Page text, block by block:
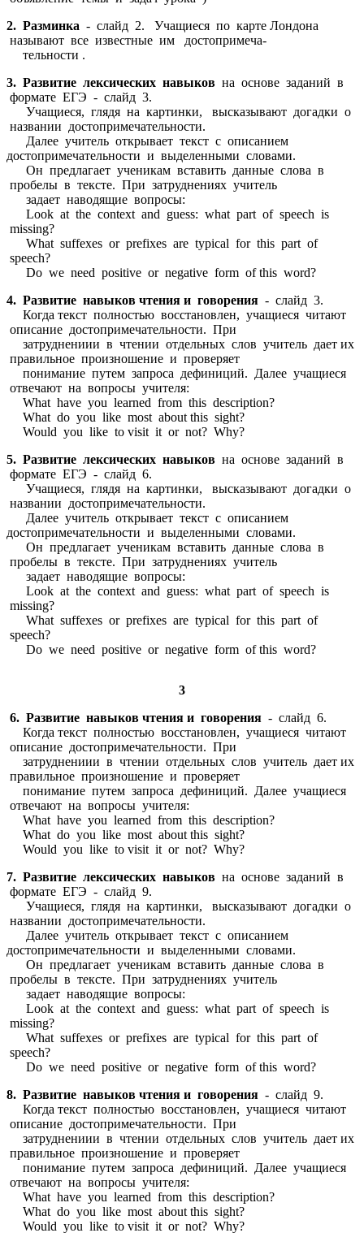
2. Разминка - слайд 2. Учащиеся по карте Лондона
называют все известные им достопримеча-
тельности .
3. Развитие лексических навыков на основе заданий в
формате ЕГЭ - слайд 3.
Учащиеся, глядя на картинки, высказывают догадки о
названии достопримечательности.
Далее учитель открывает текст с описанием
достопримечательности и выделенными словами.
Он предлагает ученикам вставить данные слова в
пробелы в тексте. При затруднениях учитель
задает наводящие вопросы:
Look at the context and guess: what part of speech is
missing?
What suffexes or prefixes are typical for this part of
speech?
Do we need positive or negative form of this word?
4. Развитие навыков чтения и говорения - слайд 3.
Когда текст полностью восстановлен, учащиеся читают
описание достопримечательности. При
затруднениии в чтении отдельных слов учитель дает их
правильное произношение и проверяет
понимание путем запроса дефиниций. Далее учащиеся
отвечают на вопросы учителя:
What have you learned from this description?
What do you like most about this sight?
Would you like to visit it or not? Why?
5. Развитие лексических навыков на основе заданий в
формате ЕГЭ - слайд 6.
Учащиеся, глядя на картинки, высказывают догадки о
названии достопримечательности.
Далее учитель открывает текст с описанием
достопримечательности и выделенными словами.
Он предлагает ученикам вставить данные слова в
пробелы в тексте. При затруднениях учитель
задает наводящие вопросы:
Look at the context and guess: what part of speech is
missing?
What suffexes or prefixes are typical for this part of
speech?
Do we need positive or negative form of this word?
3
6. Развитие навыков чтения и говорения - слайд 6.
Когда текст полностью восстановлен, учащиеся читают
описание достопримечательности. При
затруднениии в чтении отдельных слов учитель дает их
правильное произношение и проверяет
понимание путем запроса дефиниций. Далее учащиеся
отвечают на вопросы учителя:
What have you learned from this description?
What do you like most about this sight?
Would you like to visit it or not? Why?
7. Развитие лексических навыков на основе заданий в
формате ЕГЭ - слайд 9.
Учащиеся, глядя на картинки, высказывают догадки о
названии достопримечательности.
Далее учитель открывает текст с описанием
достопримечательности и выделенными словами.
Он предлагает ученикам вставить данные слова в
пробелы в тексте. При затруднениях учитель
задает наводящие вопросы:
Look at the context and guess: what part of speech is
missing?
What suffexes or prefixes are typical for this part of
speech?
Do we need positive or negative form of this word?
8. Развитие навыков чтения и говорения - слайд 9.
Когда текст полностью восстановлен, учащиеся читают
описание достопримечательности. При
затруднениии в чтении отдельных слов учитель дает их
правильное произношение и проверяет
понимание путем запроса дефиниций. Далее учащиеся
отвечают на вопросы учителя:
What have you learned from this description?
What do you like most about this sight?
Would you like to visit it or not? Why?